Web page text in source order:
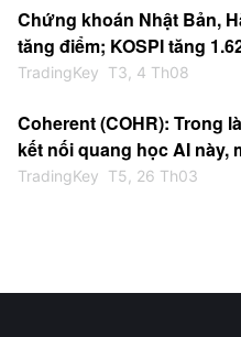
lại trên mức 4200 USD
Chứng khoán Nhật Bản,
tăng điểm; KOSPI tăng
225 tăng 0.32%, Kioxia
TradingKey T3, 4 Th08
Coherent (COHR): Trong
kết nối quang học AI này,
phiếu nào đáng được quan
TradingKey T5, 26 Th03